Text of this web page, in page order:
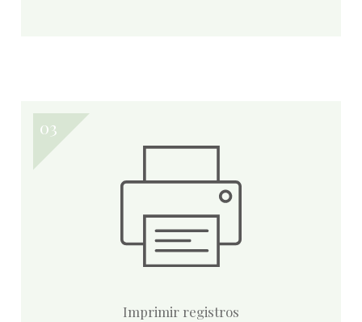
Imprimir registros